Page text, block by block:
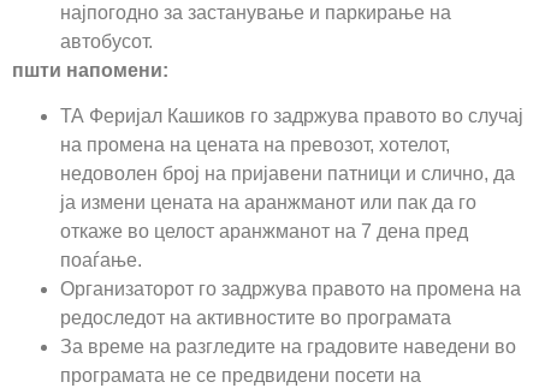
најпогодно за застанување и паркирање на
автобусот.
пшти напомени:
ТА Феријал Кашиков го задржува правото во случај
на промена на цената на превозот, хотелот,
недоволен број на пријавени патници и слично, да
ја измени цената на аранжманот или пак да го
откаже во целост аранжманот на 7 дена пред
поаѓање.
Организаторот го задржува правото на промена на
редоследот на активностите во програмата
За време на разгледите на градовите наведени во
програмата не се предвидени посети на